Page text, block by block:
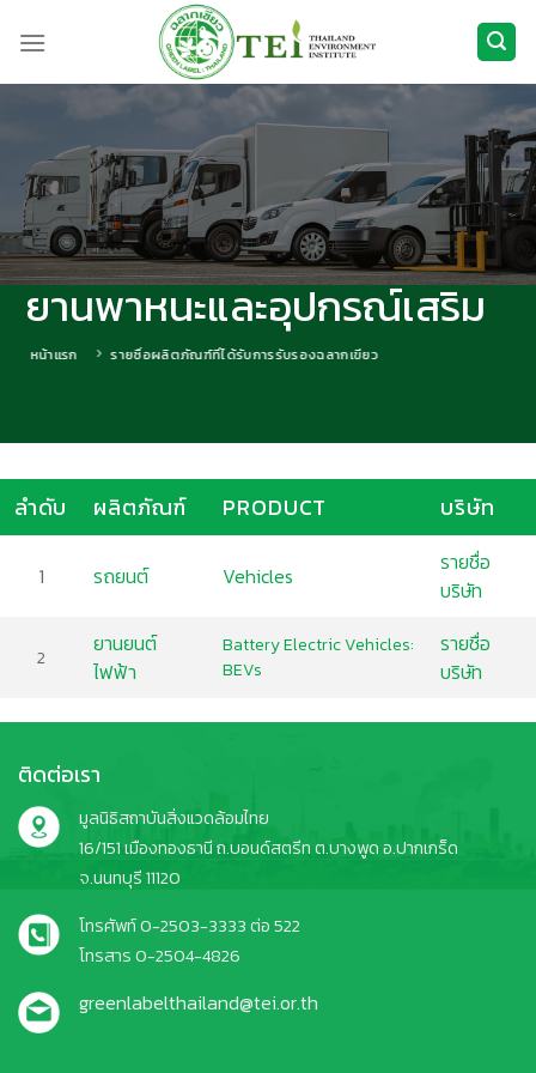
ยานพาหนะและอุปกรณ์เสริม
หน้าแรก รายชื่อผลิตภัณฑ์ที่ได้รับการรับรองฉลากเขียว
ลำดับ ผลิตภัณฑ์ PRODUCT บริษัท
1 รถยนต์ Vehicles
รายชื่อ
บริษัท
2
ยานยนต์
ไฟฟ้า
Battery Electric Vehicles:
BEVs
รายชื่อ
บริษัท
ติดต่อเรา
มูลนิธิสถาบันสิ่งแวดล้อมไทย
16/151 เมืองทองธานี ถ.บอนด์สตรีท ต.บางพูด อ.ปากเกร็ด
จ.นนทบุรี 11120
โทรศัพท์ 0-2503-3333 ต่อ 522
โทรสาร 0-2504-4826
greenlabelthailand@tei.or.th